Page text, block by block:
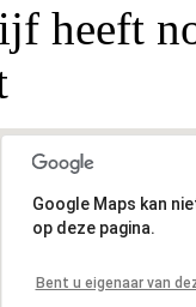
heeft
Google Maps kan
op deze pagina.
Bent u eigenaar van